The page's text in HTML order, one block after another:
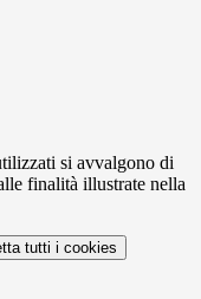
si avvalgono di
finalità illustrate nella
tutti i cookies